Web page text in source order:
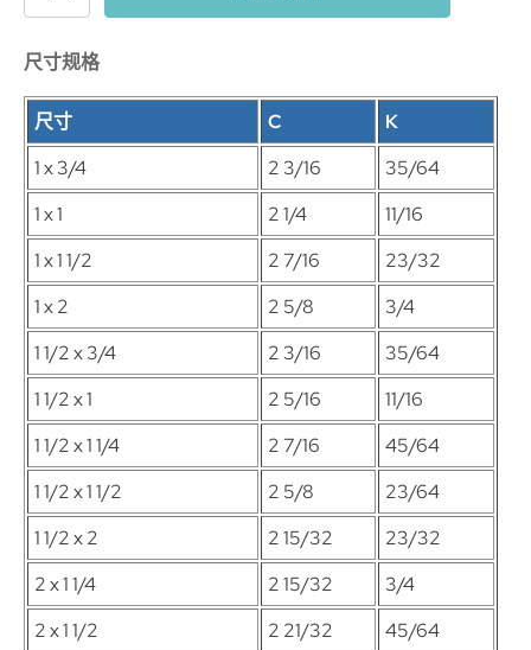
数
量
尺寸规格
尺寸 C
K
1 x 3/4
2 3/16
35/64
1 x 1
2 1/4
11/16
1 x 1 1/2
2 7/16
23/32
1 x 2
2 5/8
3/4
1 1/2 x 3/4
2 3/16
35/64
1 1/2 x 1
2 5/16
11/16
1 1/2 x 1 1/4
2 7/16
45/64
1 1/2 x 1 1/2
2 5/8
23/64
1 1/2 x 2
2 15/32
23/32
2 x 1 1/4
2 15/32
3/4
2 x 1 1/2
2 21/32
45/64